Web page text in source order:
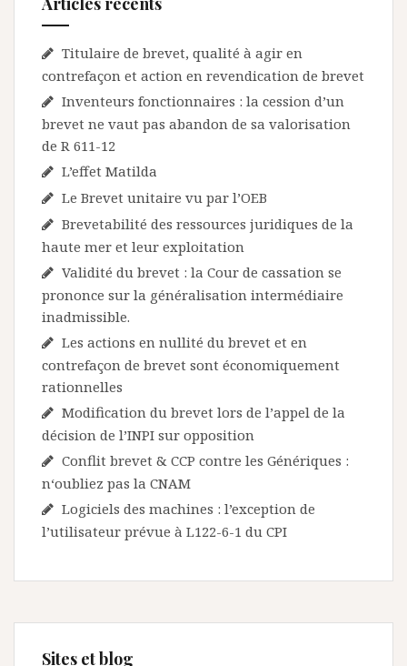
Titulaire de brevet, qualité à agir en
contrefaçon et action en revendication de brevet
Inventeurs fonctionnaires : la cession d’un
brevet ne vaut pas abandon de sa valorisation
de R 611-12
L’effet Matilda
Le Brevet unitaire vu par l’OEB
Brevetabilité des ressources juridiques de la
haute mer et leur exploitation
Validité du brevet : la Cour de cassation se
prononce sur la généralisation intermédiaire
inadmissible.
Les actions en nullité du brevet et en
contrefaçon de brevet sont économiquement
rationnelles
Modification du brevet lors de l’appel de la
décision de l’INPI sur opposition
Conflit brevet & CCP contre les Génériques :
n‘oubliez pas la CNAM
Logiciels des machines : l’exception de
l’utilisateur prévue à L122-6-1 du CPI
Sites et blog